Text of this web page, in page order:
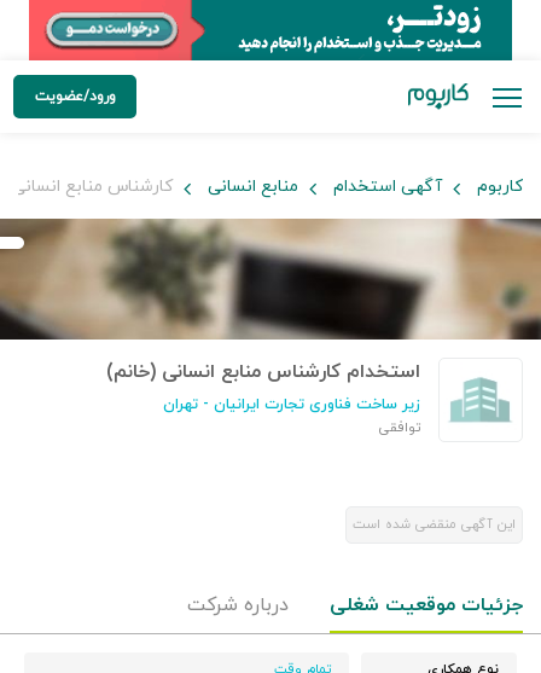
ورود/عضویت
کاربوم آگهی استخدام منابع انسانی کارشناس منابع انسانی
استخدام کارشناس منابع انسانی (خانم)
زیر ساخت فناوری تجارت ایرانیان - تهران
توافقی
این آگهی منقضی شده است
جزئیات موقعیت شغلی درباره شرکت